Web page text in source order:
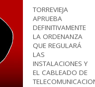
TORREVIEJA
APRUEBA
DEFINITIVAMENTE
LA ORDENANZA
QUE REGULARÁ
LAS
INSTALACIONES Y
EL CABLEADO DE